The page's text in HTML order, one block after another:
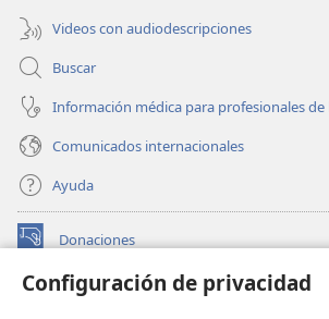
Configuración de privacidad
Videos con audiodescripciones
Buscar
Información médica para profesionales de
Comunicados internacionales
Ayuda
Donaciones
(abre
nueva BIBLIOTECA EN LÍNEA Watchtower™